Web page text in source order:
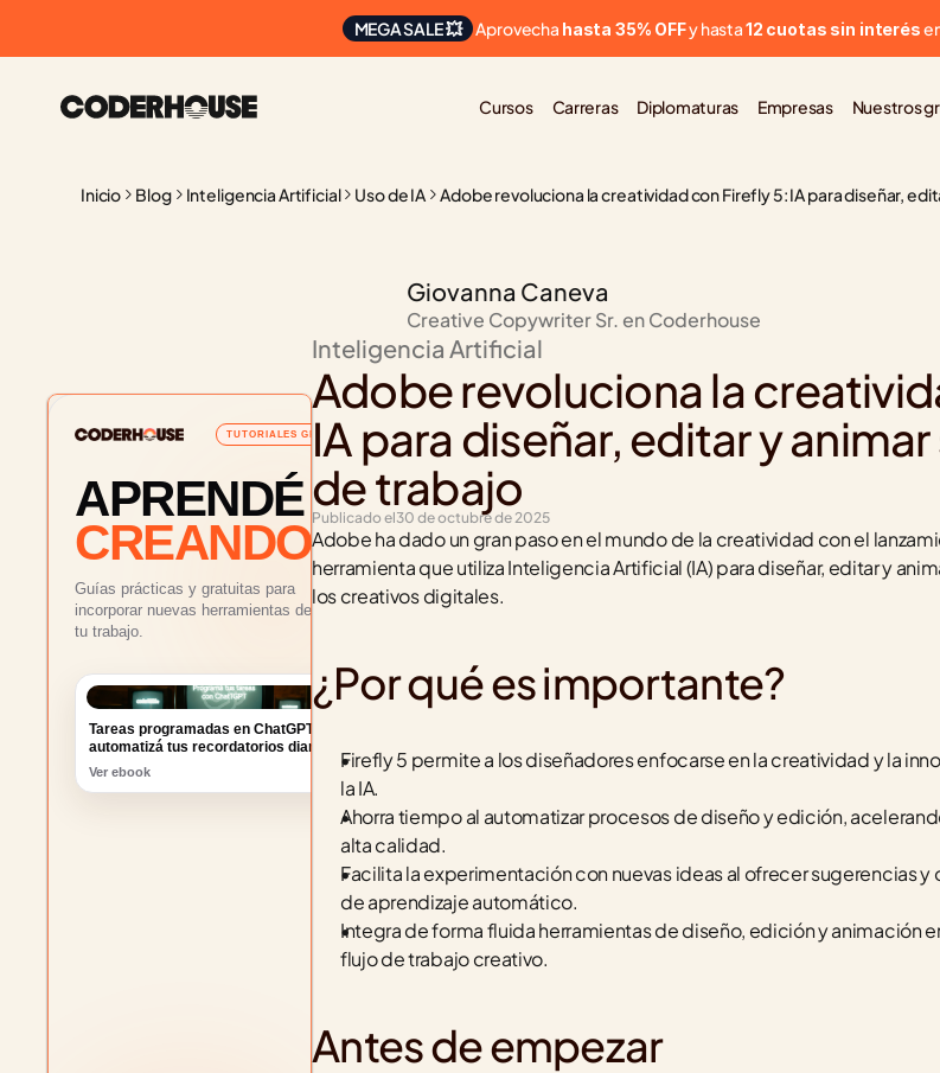
MEGA SALE 💥 Aprovecha hasta 35% OFF y hasta 12 cuotas sin interés
Cursos Carreras Diplomaturas Empresas Nuestros
Inicio Blog Inteligencia Artificial Uso de IA Adobe revoluciona la creatividad con Firefly 5: IA para diseñar,
TUTORIALES GRATUITOS
APRENDÉ
CREANDO
Guías prácticas y gratuitas para
incorporar nuevas herramientas de IA a
tu trabajo.
Tareas programadas en ChatGPT:
Ver ebook
Giovanna Caneva
Creative Copywriter Sr. en Coderhouse
Inteligencia Artificial
Adobe revoluciona la
IA para diseñar, editar y
de trabajo
Publicado el30 de octubre de 2025
Adobe ha dado un gran paso en el mundo de la creatividad con el
herramienta que utiliza Inteligencia Artificial (IA) para diseñar, editar y
los creativos digitales.
¿Por qué es importante?
Firefly 5 permite a los diseñadores enfocarse en la creatividad y la
la IA.
Ahorra tiempo al automatizar procesos de diseño y edición,
alta calidad.
Facilita la experimentación con nuevas ideas al ofrecer sugerencias
de aprendizaje automático.
Integra de forma fluida herramientas de diseño, edición y animación
flujo de trabajo creativo.
Antes de empezar